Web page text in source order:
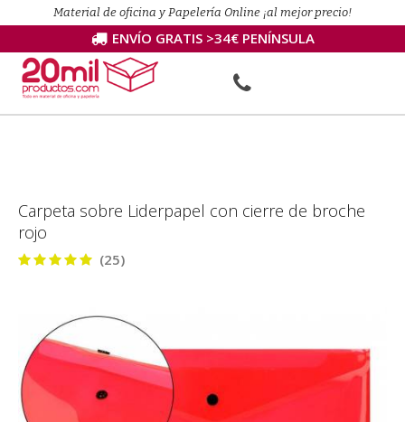
Material de oficina y Papelería Online ¡al mejor precio!
ENVÍO GRATIS >34€ PENÍNSULA
Carpeta sobre Liderpapel con cierre de broche
rojo
(25)